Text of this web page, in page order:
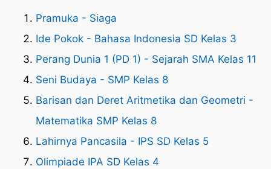
Pramuka - Siaga
Ide Pokok - Bahasa Indonesia SD Kelas 3
Perang Dunia 1 (PD 1) - Sejarah SMA Kelas 11
Seni Budaya - SMP Kelas 8
Barisan dan Deret Aritmetika dan Geometri -
Matematika SMP Kelas 8
Lahirnya Pancasila - IPS SD Kelas 5
Olimpiade IPA SD Kelas 4